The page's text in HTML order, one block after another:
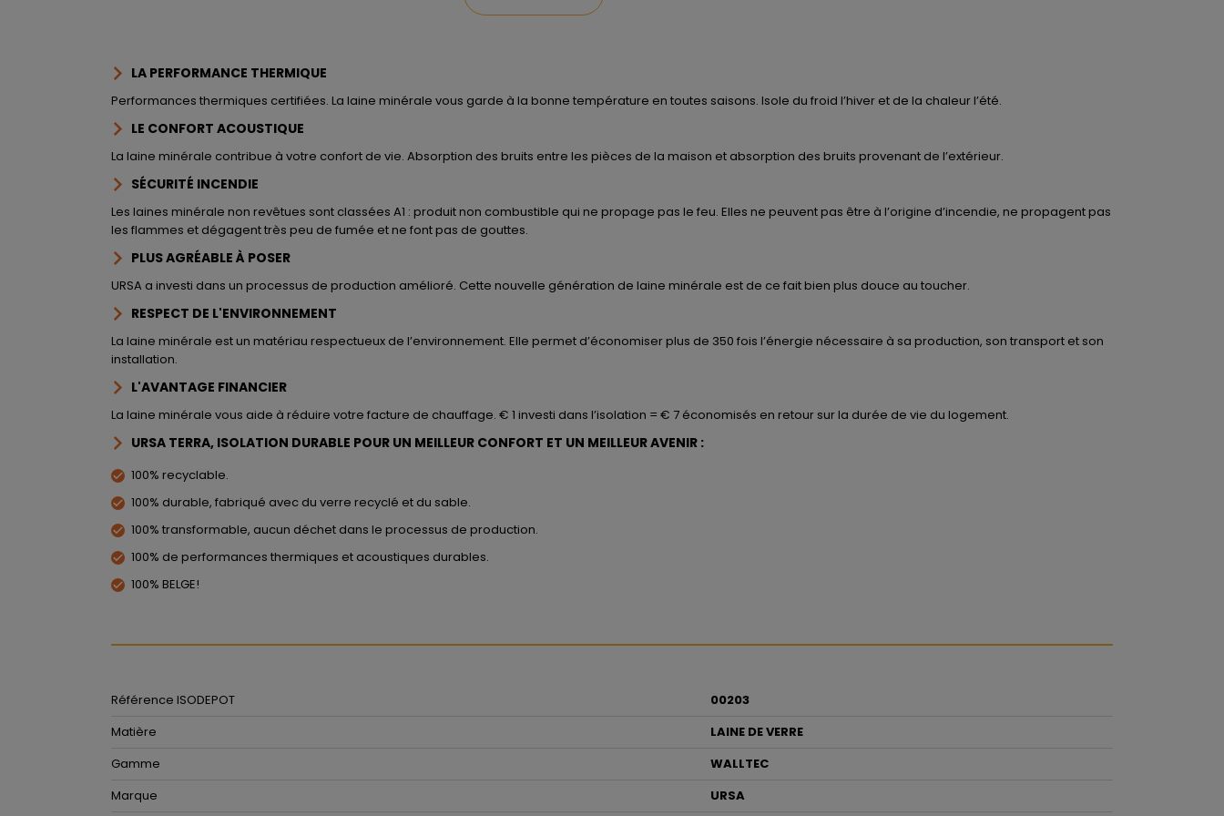
LA PERFORMANCE THERMIQUE
Performances thermiques certifiées. La laine minérale vous garde à la bonne température en toutes saisons. Isole du froid l’hiver et de la chaleur l’été.
LE CONFORT ACOUSTIQUE
La laine minérale contribue à votre confort de vie. Absorption des bruits entre les pièces de la maison et absorption des bruits provenant de l’extérieur.
SÉCURITÉ INCENDIE
Les laines minérale non revêtues sont classées A1 : produit non combustible qui ne propage pas le feu. Elles ne peuvent pas être à l’origine d’incendie, ne propagent pas
les flammes et dégagent très peu de fumée et ne font pas de gouttes.
PLUS AGRÉABLE À POSER
URSA a investi dans un processus de production amélioré. Cette nouvelle génération de laine minérale est de ce fait bien plus douce au toucher.
RESPECT DE L'ENVIRONNEMENT
La laine minérale est un matériau respectueux de l’environnement. Elle permet d’économiser plus de 350 fois l’énergie nécessaire à sa production, son transport et son
installation.
L'AVANTAGE FINANCIER
La laine minérale vous aide à réduire votre facture de chauffage. € 1 investi dans l’isolation = € 7 économisés en retour sur la durée de vie du logement.
URSA TERRA, ISOLATION DURABLE POUR UN MEILLEUR CONFORT ET UN MEILLEUR AVENIR :
100% recyclable.
100% durable, fabriqué avec du verre recyclé et du sable.
100% transformable, aucun déchet dans le processus de production.
100% de performances thermiques et acoustiques durables.
100% BELGE!
Référence ISODEPOT
00203
Matière
LAINE DE VERRE
Gamme
WALLTEC
Marque
URSA